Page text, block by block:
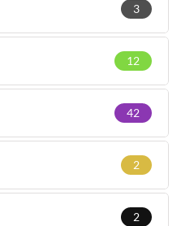
3
12
42
2
2